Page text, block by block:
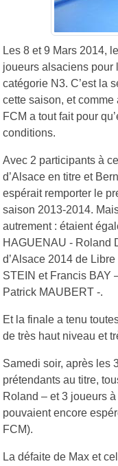
Les 8 et 9 Mars 2014,
joueurs alsaciens pour
catégorie N3. C’est la
cette saison, et
FCM a tout fait pour
conditions.
Avec 2 participants à
d’Alsace en titre et
espérait remporter le
saison 2013-2014.
autrement : étaient
HAGUENAU - Roland
d’Alsace 2014 de
STEIN et Francis BAY
Patrick MAUBERT -.
Et la finale a tenu
de très haut niveau et
Samedi soir, après les
prétendants au titre,
Roland – et 3 joueurs
pouvaient encore
FCM).
La défaite de Max et